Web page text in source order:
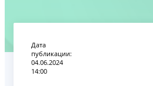
Дата
публикации:
04.06.2024
14:00